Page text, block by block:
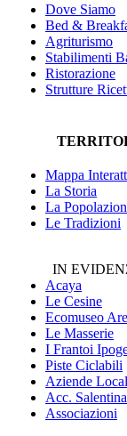
Dove Siamo
Bed &
Agriturismo
Stabilimenti
Ristorazione
Strutture
Mappa
La Storia
La
Le Tradizioni
IN
Acaya
Le Cesine
Ecomuseo
Le Masserie
I Frantoi
Piste Ciclabili
Aziende
Acc.
Associazioni